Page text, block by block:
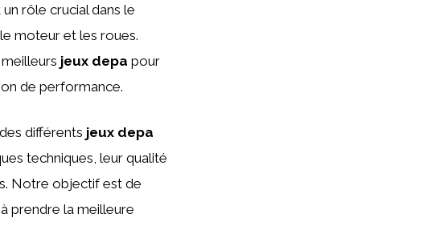
rôle crucial dans le
moteur et les roues.
jeux depa pour
de performance.
différents jeux depa
techniques, leur qualité
Notre objectif est de
prendre la meilleure